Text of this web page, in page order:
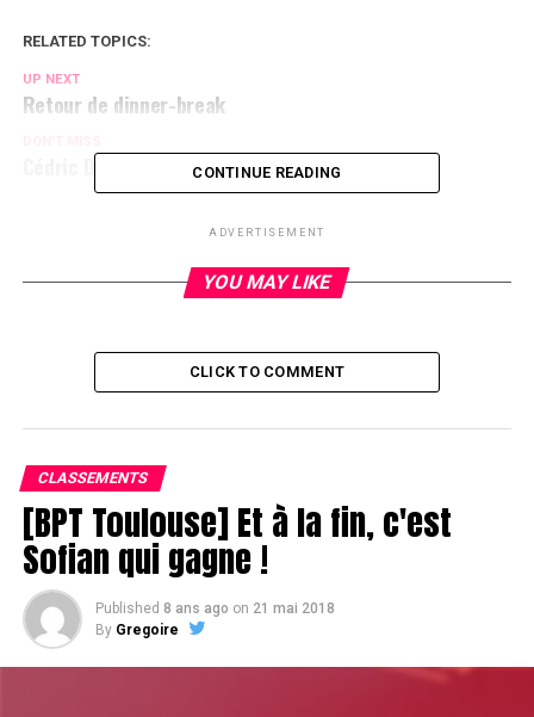
RELATED TOPICS:
UP NEXT
Retour de dinner-break
Cédric Demore OUT 8èmeCONTINUE READING
ADVERTISEMENT
YOU MAY LIKE
CLICK TO COMMENT
CLASSEMENTS
[BPT Toulouse] Et à la fin, c'est
Sofian qui gagne !
Published 8 ans ago on 21 mai 2018
By Gregoire